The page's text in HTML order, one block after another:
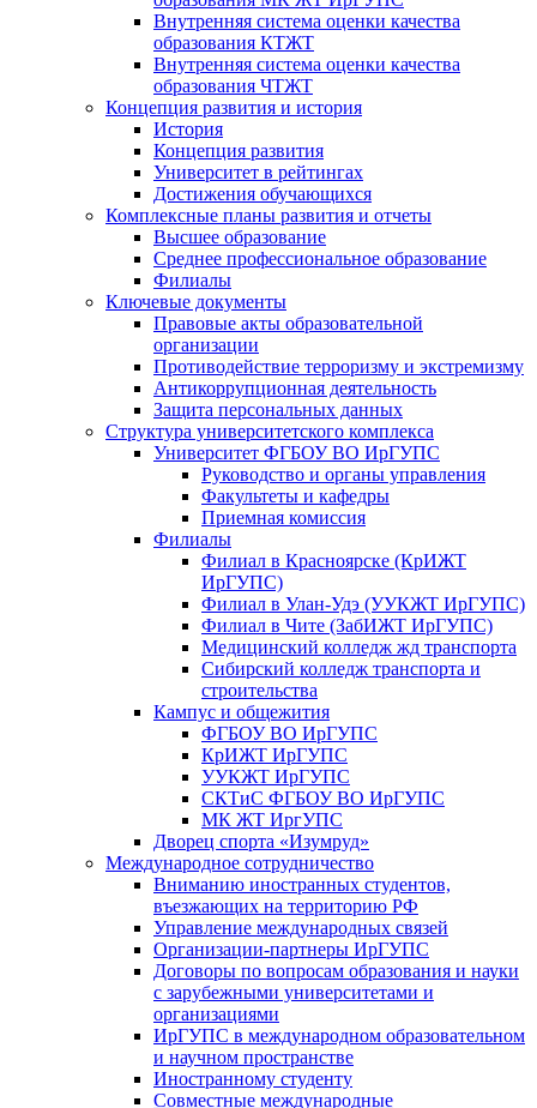
Внутренняя система оценки качества
образования КТЖТ
Внутренняя система оценки качества
образования ЧТЖТ
Концепция развития и история
История
Концепция развития
Университет в рейтингах
Достижения обучающихся
Комплексные планы развития и отчеты
Высшее образование
Среднее профессиональное образование
Филиалы
Ключевые документы
Правовые акты образовательной
организации
Противодействие терроризму и экстремизму
Антикоррупционная деятельность
Защита персональных данных
Структура университетского комплекса
Университет ФГБОУ ВО ИрГУПС
Руководство и органы управления
Факультеты и кафедры
Приемная комиссия
Филиалы
Филиал в Красноярске (КрИЖТ
ИрГУПС)
Филиал в Улан-Удэ (УУКЖТ ИрГУПС)
Филиал в Чите (ЗабИЖТ ИрГУПС)
Медицинский колледж жд транспорта
Сибирский колледж транспорта и
строительства
Кампус и общежития
ФГБОУ ВО ИрГУПС
КрИЖТ ИрГУПС
УУКЖТ ИрГУПС
СКТиС ФГБОУ ВО ИрГУПС
МК ЖТ ИргУПС
Дворец спорта «Изумруд»
Международное сотрудничество
Вниманию иностранных студентов,
въезжающих на территорию РФ
Управление международных связей
Организации-партнеры ИрГУПС
Договоры по вопросам образования и науки
с зарубежными университетами и
организациями
ИрГУПС в международном образовательном
и научном пространстве
Иностранному студенту
Совместные международные